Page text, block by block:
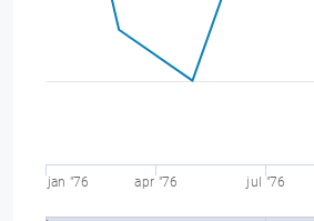
jan "76 apr "76 jul "76